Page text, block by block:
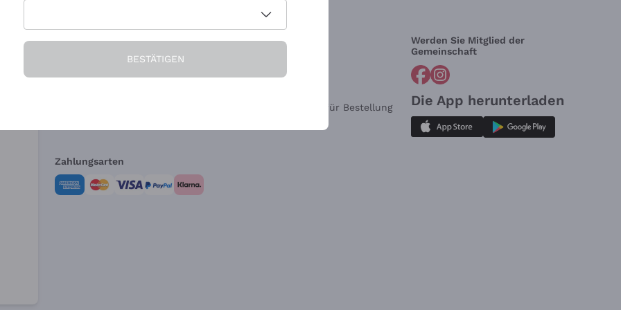
Die Firma Brauchen Sie Hilfe?
Widerrufsformular für Bestellung
Werden Sie Mitglied der
Gemeinschaft
Die App herunterladen
Zahlungsarten
BESTÄTIGEN